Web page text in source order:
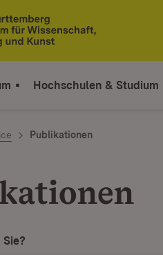
Hochschulen & Studium
Publikationen